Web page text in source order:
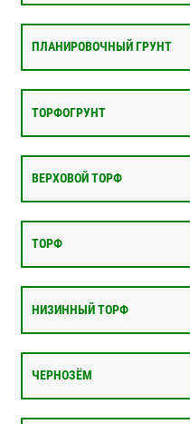
ПЛАНИРОВОЧНЫЙ ГРУНТ
ТОРФОГРУНТ
ВЕРХОВОЙ ТОРФ
ТОРФ
НИЗИННЫЙ ТОРФ
ЧЕРНОЗЁМ